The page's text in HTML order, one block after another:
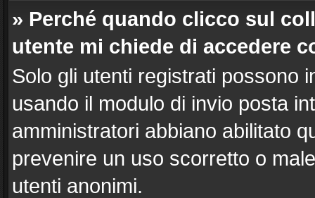
» Perché quando clicco sul
utente mi chiede di accedere
Solo gli utenti registrati possono
usando il modulo di invio posta
amministratori abbiano abilitato
prevenire un uso scorretto o
utenti anonimi.